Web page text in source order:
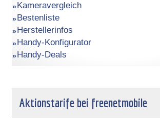
Kameravergleich
Bestenliste
Herstellerinfos
Handy-Konfigurator
Handy-Deals
Aktionstarife bei freenetmobile